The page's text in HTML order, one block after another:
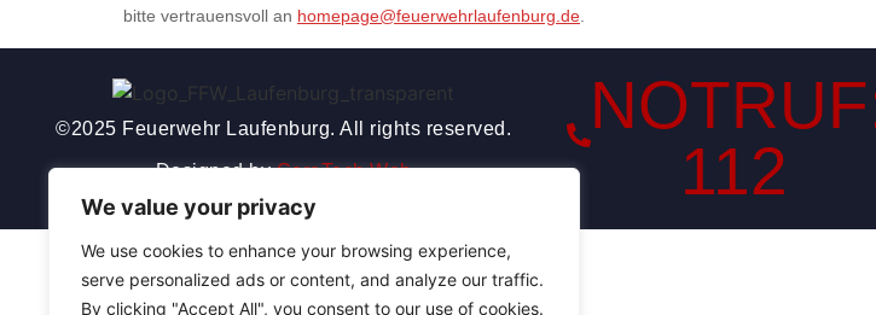
We value your privacy
We use cookies to enhance your browsing experience,
serve personalized ads or content, and analyze our traffic.
By clicking "Accept All", you consent to our use of cookies.
bitte vertrauensvoll an homepage@feuerwehrlaufenburg.de.
©2025 Feuerwehr Laufenburg. All rights reserved.
Designed byCoreTech Web
112